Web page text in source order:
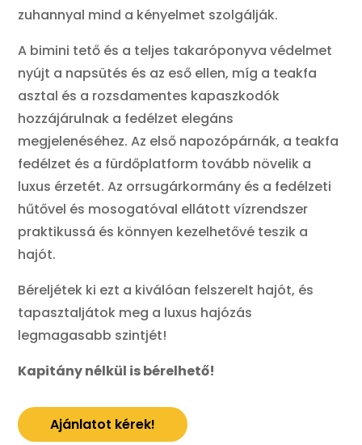
zuhannyal mind a kényelmet szolgálják.
A bimini tető és a teljes takaróponyva védelmet
nyújt a napsütés és az eső ellen, míg a teakfa
asztal és a rozsdamentes kapaszkodók
hozzájárulnak a fedélzet elegáns
megjelenéséhez. Az első napozópárnák, a teakfa
fedélzet és a fürdőplatform tovább növelik a
luxus érzetét. Az orrsugárkormány és a fedélzeti
hűtővel és mosogatóval ellátott vízrendszer
praktikussá és könnyen kezelhetővé teszik a
hajót.
Béreljétek ki ezt a kiválóan felszerelt hajót, és
tapasztaljátok meg a luxus hajózás
legmagasabb szintjét!
Kapitány nélkül is bérelhető!
Ajánlatot kérek!